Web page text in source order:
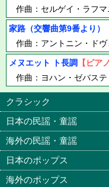
作曲：セルゲイ・ラフマ
家路（交響曲第9番より）
作曲：アントニン・ドヴ
メヌエット ト長調 【ピア
作曲：ヨハン・ゼバス
クラシック
日本の民謡・童謡
海外の民謡・童謡
日本のポップス
海外のポップス